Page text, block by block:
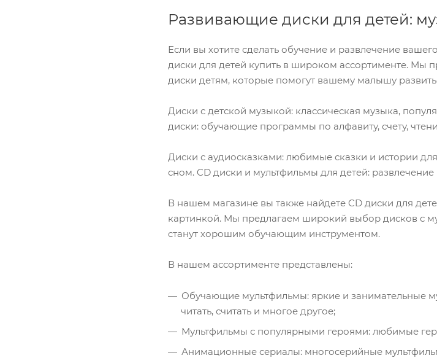
Развивающие диски для детей:
Если вы хотите сделать обучение и развлечение
диски для детей купить в широком ассортименте. Мы
диски детям, которые помогут вашему малышу
Диски с детской музыкой: классическая музыка,
диски: обучающие программы по алфавиту, счету,
Диски с аудиосказками: любимые сказки и истории
сном. CD диски и мультфильмы для детей:
В нашем магазине вы также найдете CD диски для
картинкой. Мы предлагаем широкий выбор дисков с
станут хорошим обучающим инструментом.
В нашем ассортименте представлены:
Обучающие мультфильмы: яркие и занимательные
читать, считать и многое другое;
Мультфильмы с популярными героями: любимые
Анимационные сериалы: многосерийные